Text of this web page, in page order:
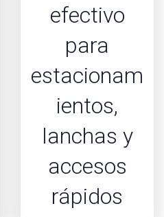
efectivo
para
estacionam
ientos,
lanchas y
accesos
rápidos